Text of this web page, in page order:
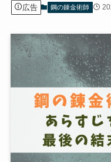
広告 鋼の錬金術師